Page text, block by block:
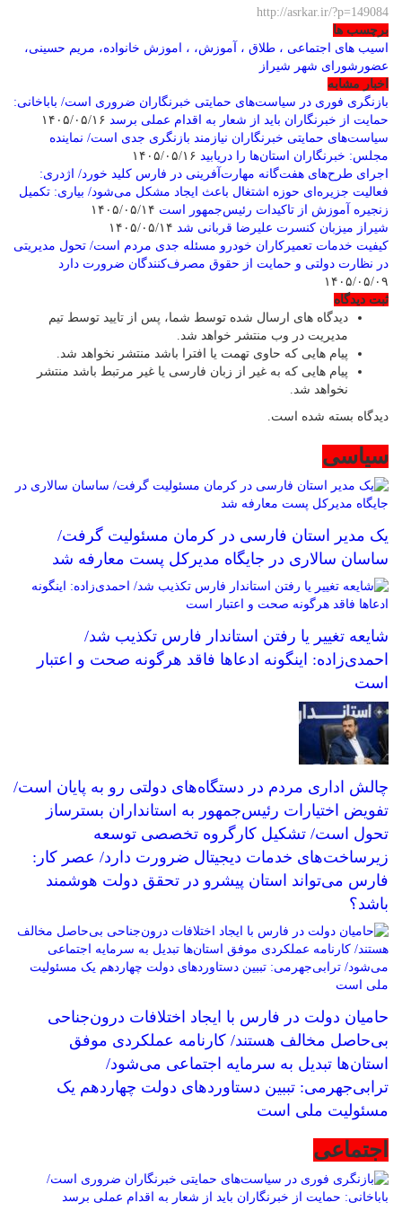
http://asrkar.ir/?p=149084
برچسب ها
اسیب های اجتماعی ، طلاق ، آموزش، ، اموزش خانواده، مریم حسینی،
عضورشورای شهر شیراز
اخبار مشابه
بازنگری فوری در سیاست‌های حمایتی خبرنگاران ضروری است/ باباخانی:
حمایت از خبرنگاران باید از شعار به اقدام عملی برسد
سیاست‌های حمایتی خبرنگاران نیازمند بازنگری جدی است/ نماینده
مجلس: خبرنگاران استان‌ها را دریابید
اجرای طرح‌های هفت‌گانه مهارت‌آفرینی در فارس کلید خورد/ اژدری:
فعالیت جزیره‌‌ای حوزه اشتغال باعث ایجاد مشکل می‌شود/ بیاری: تکمیل
زنجیره آموزش از تاکیدات رئیس‌جمهور است
شیراز میزبان کنسرت علیرضا قربانی شد
کیفیت خدمات تعمیرکاران خودرو مسئله جدی مردم است/ تحول مدیریتی
در نظارت دولتی و حمایت از حقوق مصرف‌کنندگان ضرورت دارد
۱۴۰۵/۰۵/۰۹
ثبت دیدگاه
دیدگاه های ارسال شده توسط شما، پس از تایید توسط تیم
مدیریت در وب منتشر خواهد شد.
پیام هایی که حاوی تهمت یا افترا باشد منتشر نخواهد شد.
پیام هایی که به غیر از زبان فارسی یا غیر مرتبط باشد منتشر
نخواهد شد.
دیدگاه بسته شده است.
سیاسی
یک مدیر استان فارسی در کرمان مسئولیت گرفت/
ساسان سالاری در جایگاه مدیرکل پست معارفه شد
شایعه تغییر یا رفتن استاندار فارس تکذیب شد/
احمدی‌زاده: اینگونه ادعاها فاقد هرگونه صحت و اعتبار
است
چالش اداری مردم در دستگاه‌های دولتی رو به پایان است/
تفویض اختیارات رئیس‌جمهور به استانداران بسترساز
تحول است/ تشکیل کارگروه تخصصی توسعه
زیرساخت‌های خدمات دیجیتال ضرورت دارد/ عصر کار:
فارس می‌تواند استان پیشرو در تحقق دولت هوشمند
باشد؟
حامیان دولت در فارس با ایجاد اختلافات درون‌جناحی
بی‌حاصل مخالف هستند/ کارنامه عملکردی موفق
استان‌ها تبدیل به سرمایه اجتماعی می‌شود/
ترابی‌جهرمی: تببین دستاوردهای دولت چهاردهم یک
مسئولیت ملی است
اجتماعی